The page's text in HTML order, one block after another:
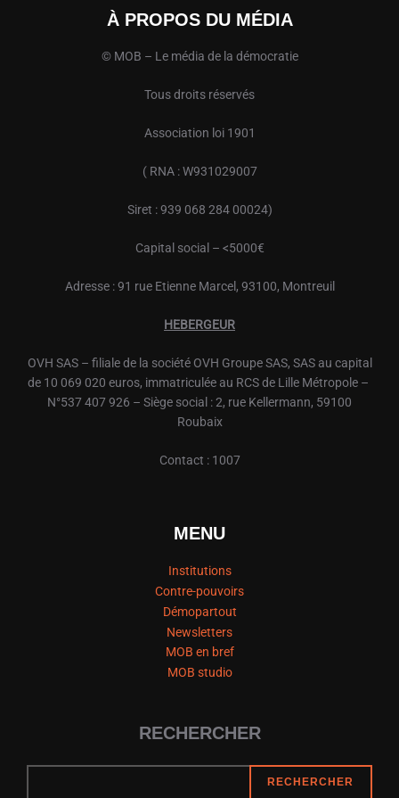
À PROPOS DU MÉDIA
© MOB – Le média de la démocratie
Tous droits réservés
Association loi 1901
( RNA : W931029007
Siret : 939 068 284 00024)
Capital social – <5000€
Adresse : 91 rue Etienne Marcel, 93100, Montreuil
HEBERGEUR
OVH SAS – filiale de la société OVH Groupe SAS, SAS au capital
de 10 069 020 euros, immatriculée au RCS de Lille Métropole –
N°537 407 926 – Siège social : 2, rue Kellermann, 59100
Roubaix
Contact : 1007
MENU
Institutions
Contre-pouvoirs
Démopartout
Newsletters
MOB en bref
MOB studio
RECHERCHER
RECHERCHER